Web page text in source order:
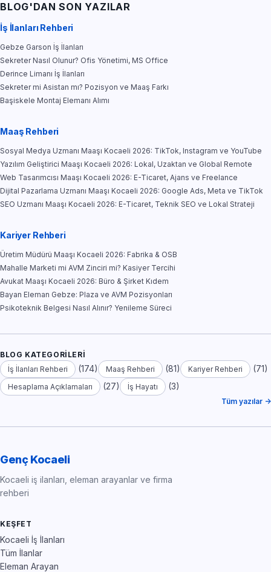
BLOG'DAN SON YAZILAR
İş İlanları Rehberi
Gebze Garson İş İlanları
Sekreter Nasıl Olunur? Ofis Yönetimi, MS Office
Derince Limanı İş İlanları
Sekreter mi Asistan mı? Pozisyon ve Maaş Farkı
Başiskele Montaj Elemanı Alımı
Maaş Rehberi
Sosyal Medya Uzmanı Maaşı Kocaeli 2026: TikTok, Instagram ve YouTube
Yazılım Geliştirici Maaşı Kocaeli 2026: Lokal, Uzaktan ve Global Remote
Web Tasarımcısı Maaşı Kocaeli 2026: E-Ticaret, Ajans ve Freelance
Dijital Pazarlama Uzmanı Maaşı Kocaeli 2026: Google Ads, Meta ve TikTok
SEO Uzmanı Maaşı Kocaeli 2026: E-Ticaret, Teknik SEO ve Lokal Strateji
Kariyer Rehberi
Üretim Müdürü Maaşı Kocaeli 2026: Fabrika & OSB
Mahalle Marketi mi AVM Zinciri mi? Kasiyer Tercihi
Avukat Maaşı Kocaeli 2026: Büro & Şirket Kıdem
Bayan Eleman Gebze: Plaza ve AVM Pozisyonları
Psikoteknik Belgesi Nasıl Alınır? Yenileme Süreci
BLOG KATEGORILERI
İş İlanları Rehberi
(174) Maaş Rehberi (81) Kariyer Rehberi (71)
Hesaplama Açıklamaları (27) İş Hayatı (3)
Tüm yazılar →
Genç Kocaeli
Kocaeli iş ilanları, eleman arayanlar ve firma
rehberi
KEŞFET
Kocaeli İş İlanları
Tüm İlanlar
Eleman Arayan